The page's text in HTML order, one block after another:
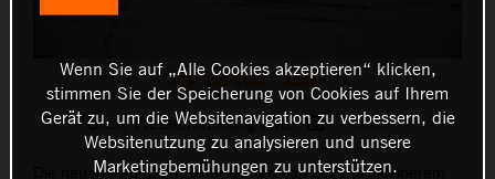
KTM 390 DUKE - Action
Diese Pressemitteilung hat: 14 Bilder
Die neuen KTM DUKEs der Generation 2021 mit kleinerem
Wenn Sie auf „Alle Cookies akzeptieren“ klicken,
stimmen Sie der Speicherung von Cookies auf Ihrem
Gerät zu, um die Websitenavigation zu verbessern, die
Websitenutzung zu analysieren und unsere
Marketingbemühungen zu unterstützen.